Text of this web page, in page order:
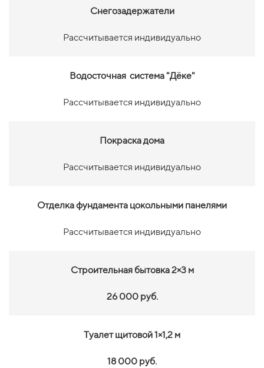
Снегозадержатели
Рассчитывается индивидуально
Водосточная система "Дёке"
Рассчитывается индивидуально
Покраска дома
Рассчитывается индивидуально
Отделка фундамента цокольными панелями
Рассчитывается индивидуально
Строительная бытовка 2×3 м
26 000 руб.
Туалет щитовой 1×1,2 м
18 000 руб.